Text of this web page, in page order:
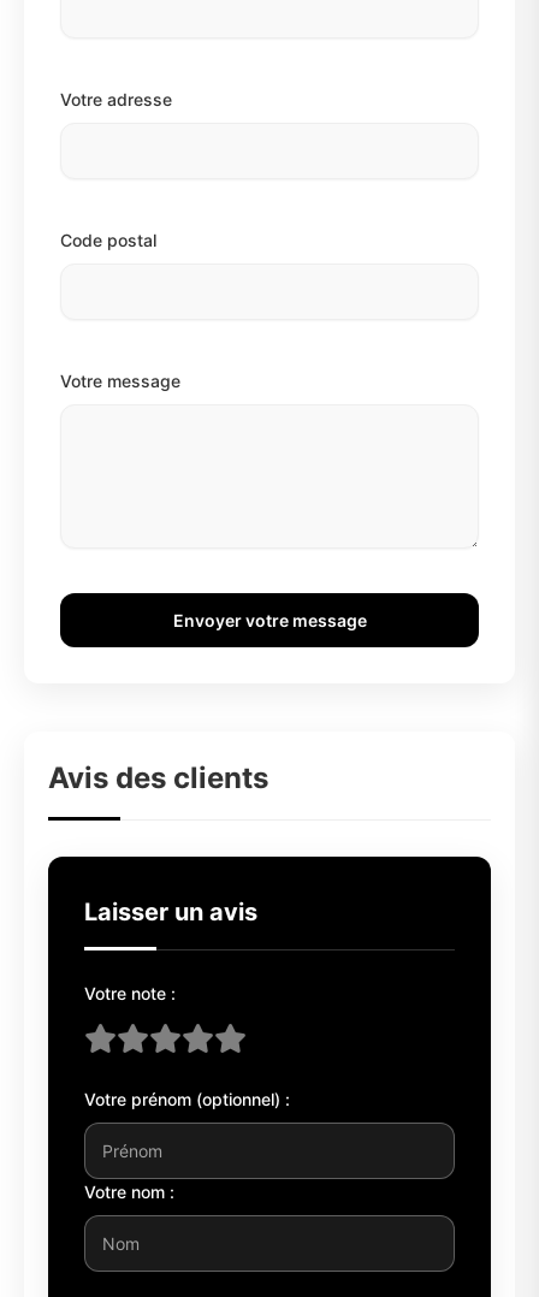
Votre adresse
Code postal
Votre message
Envoyer votre message
Avis des clients
Laisser un avis
Votre note :
Votre prénom (optionnel) :
Votre nom :